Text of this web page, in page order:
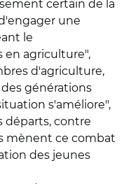
certain de la
une
le
en agriculture",
d'agriculture,
générations
s'améliore",
départs, contre
mènent ce combat
des jeunes